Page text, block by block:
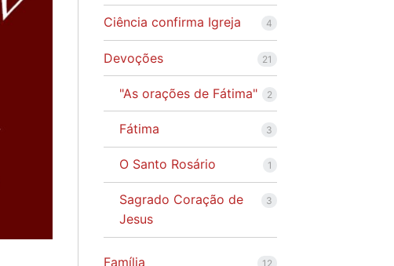
Ciência confirma Igreja 4
Devoções 21
"As orações de Fátima" 2
Fátima 3
O Santo Rosário 1
Sagrado Coração de
Jesus
3
Família 12